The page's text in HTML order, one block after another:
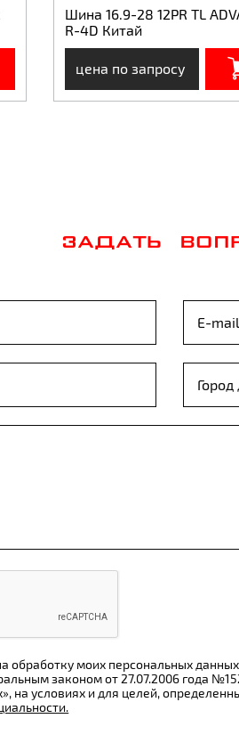
Шина 16.9-28 12PR TL
R-4D Китай
цена по запросу
ЗАДАТЬ
обработку моих персональных
законом от 27.07.2006 года
на условиях и для целей,